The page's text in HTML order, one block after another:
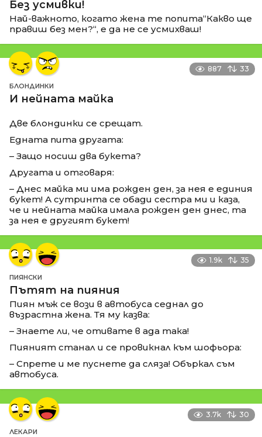
Без усмивки!
Най-важното, когато жена те попита“Какво ще
правиш без мен?“, е да не се усмихваш!
887 33
БЛОНДИНКИ
И нейната майка
Две блондинки се срещат.
Едната пита другата:
– Защо носиш два букета?
Другата и отговаря:
– Днес майка ми има рожден ден, за нея е единия
букет! А сутринта се обади сестра ми и каза,
че и нейната майка имала рожден ден днес, та
за нея е другият букет!
1.9k 35
ПИЯНСКИ
Пътят на пияния
Пиян мъж се вози в автобуса седнал до
възрастна жена. Тя му казва:
– Знаете ли, че отивате в ада така!
Пияният станал и се провикнал към шофьора:
– Спрете и ме пуснете да сляза! Объркал съм
автобуса.
3.7k 30
ЛЕКАРИ